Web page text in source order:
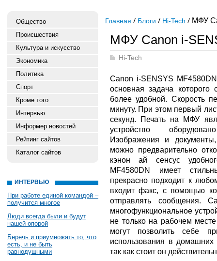
Общество
Происшествия
Культура и искусство
Экономика
Политика
Спорт
Кроме того
Интервью
Информер новостей
Рейтинг сайтов
Каталог сайтов
ИНТЕРВЬЮ
При работе единой командой –
получится многое
Люди всегда были и будут
нашей опорой
Беречь и приумножать то, что
есть, и не быть
равнодушными
Главная Блоги Hi-Tech МФУ
МФУ Canon i-
Hi-Tech
Canon i-SENSYS
основная задача
более удобной. Скорость
минуту. При этом первый
секунд. Печать на МФУ
устройство
Изображения и
можно предварительно
кэнон ай сенсус
MF4580DN имеет
прекрасно подходит к
входит факс, с помощью
отправлять сообщения.
многофункциональное
не только на рабочем
могут позволить себе
использования в
так как стоит он